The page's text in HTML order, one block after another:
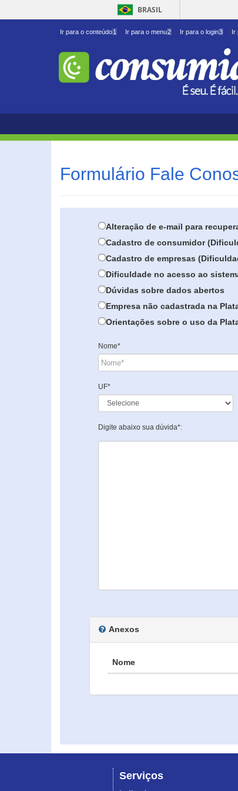
BRASIL
Ir para o conteúdo1 Ir para o menu2 Ir para o login3 Ir
Formulário Fale
Alteração de e-mail para
Cadastro de consumidor
Cadastro de empresas
Dificuldade no acesso ao
Dúvidas sobre dados abertos
Empresa não cadastrada na
Orientações sobre o uso da
Nome*
UF*
Digite abaixo sua dúvida*:
Anexos
Nome
Serviços